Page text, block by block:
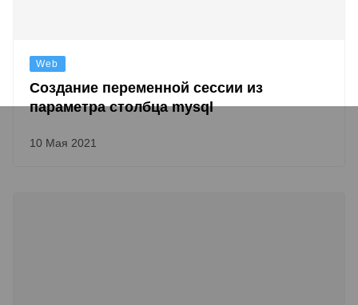
Web
Создание переменной сессии из
параметра столбца mysql
10 Мая 2021